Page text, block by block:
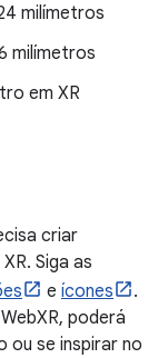
milímetros
milímetros
em XR
criar
Siga as
e ícones
.
poderá
se inspirar no